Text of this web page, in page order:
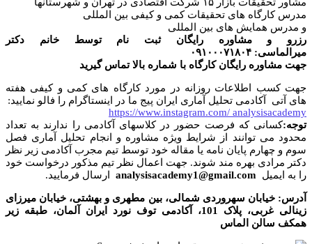
مدرس کارگاه های تحقیقات کمی و کیفی بین المللی
و مدرس همایش های بین المللی
رزرو و مشاوره رایگان ثبت نام توسط خانم دکتر
میرالماسی: ۰۹۱۰۰۰۷۱۸۰۴
جهت مشاوره رایگان کارگاه با شماره بالا تماس گیرید
جهت کسب اطلاعات روزانه در مورد کارگاه های کمی و کیفی هفته
های آتی آکادمی تحلیل آماری ایران پیج ما در اینستاگرام را فالو نمایید:
https://www.instagram.com/ analysisacademy
توجه:کسانی که فرصت حضور در کلاسهای آکادمی را ندارند به تعداد
محدود می توانند از شرایط ویژه مشاوره و انجام تحلیل آماری فصل
سوم و چهارم پایان نامه یا مقاله خود توسط تیم مجرب آکادمی زیر نظر
دکتر مرادی بهره مند شوند. جهت اعمال نظر تیم مذکور درخواست خود
را به ایمیل analysisacademy1@gmail.com ارسال فرمایید.
آدرس: خیابان سهروردی شمالی، بین مطهری و بهشتی، خیابان میرزای
زینالی غربی، پلاک 101، آکادمی توف نورد ایران آلمان، طبقه زیر
همکف سالن الماس